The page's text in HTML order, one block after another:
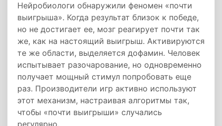
Нейробиологи обнаружили феномен «почти
выигрыша». Когда результат близок к победе,
но не достигает ее, мозг реагирует почти так
же, как на настоящий выигрыш. Активируются
те же области, выделяется дофамин. Человек
испытывает разочарование, но одновременно
получает мощный стимул попробовать еще
раз. Производители игр активно используют
этот механизм, настраивая алгоритмы так,
чтобы «почти выигрыши» случались